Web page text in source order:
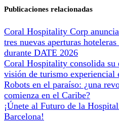
Publicaciones relacionadas
Coral Hospitality Corp
tres nuevas aperturas
durante DATE 2026
Coral Hospitality consolida su
visión de turismo experiencial
Robots en el paraíso: ¿una
comienza en el Caribe?
¡Únete al Futuro de la
Barcelona!